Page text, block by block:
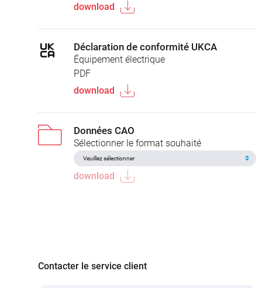
download
Déclaration de conformité UKCA
Équipement électrique
PDF
download
Données CAO
Sélectionner le format souhaité
download
Contacter le service client